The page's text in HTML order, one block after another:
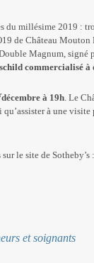
du millésime 2019 :
de Château Mouton
Magnum, signé
commercialisé à
décembre à 19h. Le
à une
le site de Sotheby’s :
et soignants